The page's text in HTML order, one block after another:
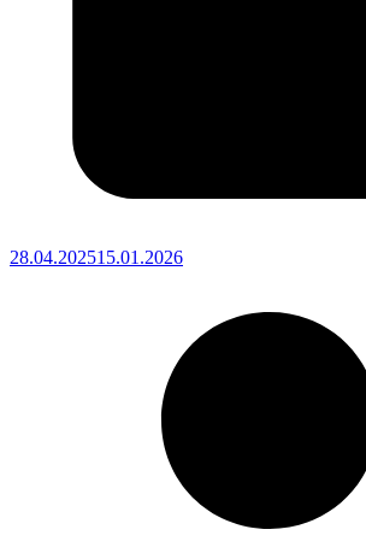
28.04.202515.01.2026